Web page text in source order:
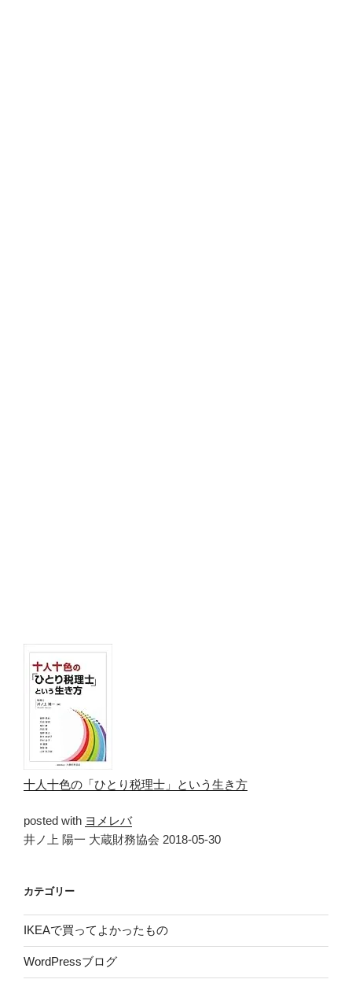
十人十色の「ひとり税理士」という生き方
posted with ヨメレバ
井ノ上 陽一 大蔵財務協会 2018-05-30
カテゴリー
IKEAで買ってよかったもの
WordPressブログ